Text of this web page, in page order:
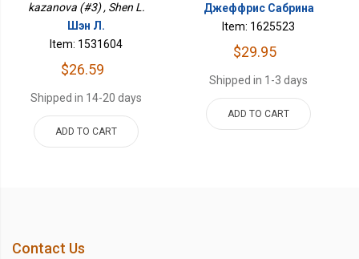
kazanova (#3) , Shen L.
Шэн Л.
Item: 1531604
$26.59
Shipped in 14-20 days
ADD TO CART
Джеффрис Сабрина
Item: 1625523
$29.95
Shipped in 1-3 days
ADD TO CART
Contact Us